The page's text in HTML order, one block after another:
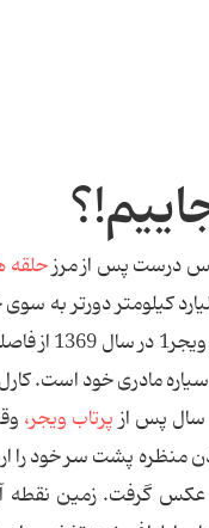
درست پس از مرزحلقه
کیلومتر دورتر به
پرتاب ویجر،
منظره پشت سر خود را
گرفت. زمین نقطه